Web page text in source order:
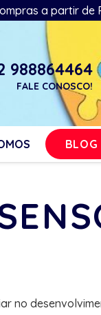
a partir de
988864464
FALE CONOSCO!
BLOG
no